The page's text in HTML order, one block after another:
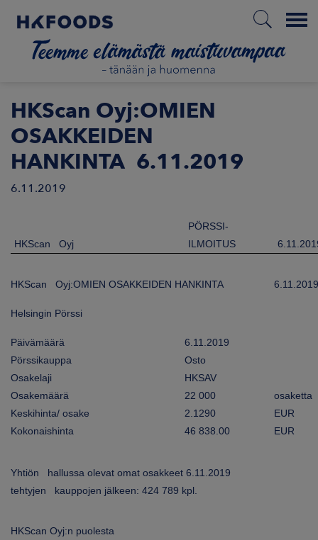
Menu
ETUSIVU
UUTISHUONE
HKScan Oyj:OMIEN
OSAKKEIDEN
HANKINTA 6.11.2019
6.11.2019
HKScan Oyj
PÖRSSI-
ILMOITUS
HKScan Oyj:OMIEN OSAKKEIDEN HANKINTA 6.11.2019
Helsingin Pörssi
Päivämäärä
6.11.2019
Pörssikauppa
Osto
Osakelaji
HKSAV
Osakemäärä
22 000
osaketta
Keskihinta/ osake
2.1290
EUR
Kokonaishinta
46 838.00 EUR
Yhtiön hallussa olevat omat osakkeet 6.11.2019
tehtyjen kauppojen jälkeen: 424 789 kpl.
HKScan Oyj:n puolesta